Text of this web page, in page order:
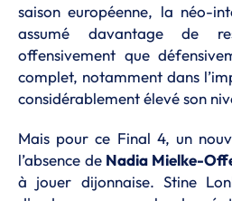
saison européenne, la néo-
assumé davantage de
offensivement que
complet, notamment dans
considérablement élevé son
Mais pour ce Final 4, un
l’absence de Nadia Mielke-
à jouer dijonnaise. Stine